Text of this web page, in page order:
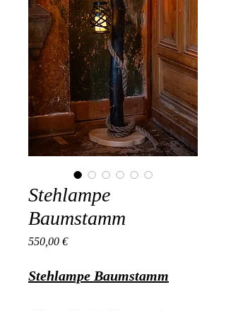
Stehlampe
Baumstamm
550,00 €Preis
Stehlampe Baumstamm